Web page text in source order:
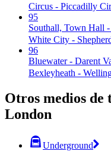
Circus - Piccadilly
95
Southall, Town Hall
White City -
96
Bluewater - Darent
Bexleyheath -
Otros medios de
London
Underground